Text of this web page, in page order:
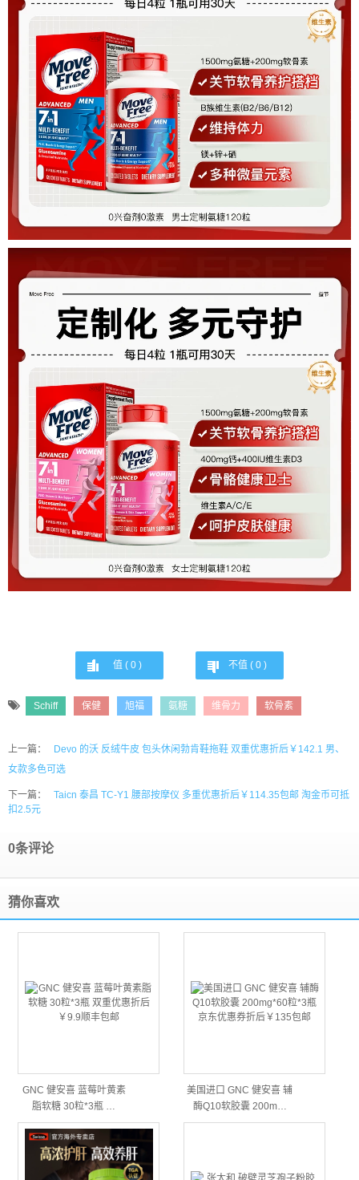
值 ( 0 ) 不值 ( 0 )
Schiff 保健 旭福 氨糖 维骨力 软骨素
上一篇：
Devo 的沃 反绒牛皮 包头休闲勃肯鞋拖鞋 双重优惠折后￥142.1 男、
女款多色可选
下一篇：
Taicn 泰昌 TC-Y1 腰部按摩仪 多重优惠折后￥114.35包邮 淘金币可抵
扣2.5元
0条评论
猜你喜欢
GNC 健安喜 蓝莓叶黄素
脂软糖 30粒*3瓶 …
美国进口 GNC 健安喜 辅
酶Q10软胶囊 200m…